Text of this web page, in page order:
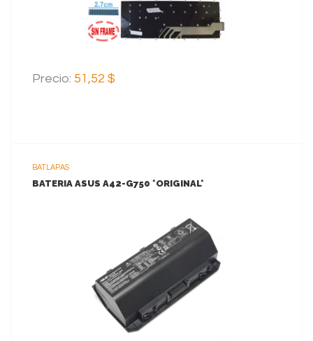
Precio: 51,52 $
BATLAPAS
BATERIA ASUS A42-G750 *ORIGINAL*
VER MAS
AGREGAR AL CARRITO